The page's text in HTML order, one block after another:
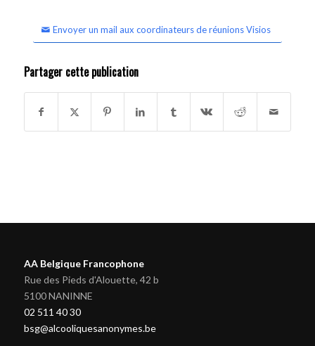
Envoyer un mail aux coordinateurs de réunions Visios
Partager cette publication
AA Belgique Francophone
Rue des Pieds d'Alouette, 42 b
5100 NANINNE
02 511 40 30
bsg@alcooliquesanonymes.be